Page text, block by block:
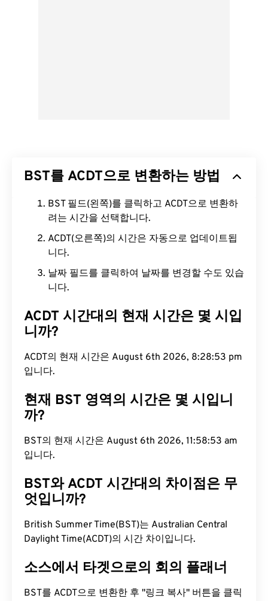
BST를 ACDT으로 변환하는 방법
BST 필드(왼쪽)를 클릭하고 ACDT으로 변환하
려는 시간을 선택합니다.
ACDT(오른쪽)의 시간은 자동으로 업데이트됩
니다.
날짜 필드를 클릭하여 날짜를 변경할 수도 있습
니다.
ACDT 시간대의 현재 시간은 몇 시입
니까?
ACDT의 현재 시간은 August 6th 2026, 8:28:54 pm
입니다.
현재 BST 영역의 시간은 몇 시입니
까?
BST의 현재 시간은 August 6th 2026, 11:58:54 am
입니다.
BST와 ACDT 시간대의 차이점은 무
엇입니까?
British Summer Time(BST)는 Australian Central
Daylight Time(ACDT)의 시간 차이입니다.
소스에서 타겟으로의 회의 플래너
BST를 ACDT으로 변환한 후 "링크 복사" 버튼을 클릭